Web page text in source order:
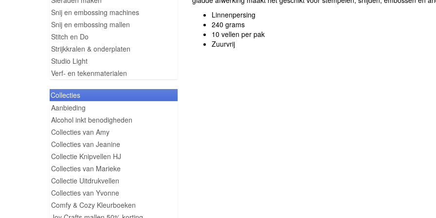
Snij en embossing machines
Snij en embossing mallen
Stitch en Do
Strijkkralen & onderplaten
Studio Light
Verf- en tekenmaterialen
Collecties
Aanbieding
Alcohol inkt benodigheden
Collecties van Amy
Collecties van Jeanine
Collectie Knipvellen HJ
Collecties van Marieke
Collectie Uitdrukvellen
Collecties van Yvonne
Comfy & Cozy Kleurboeken
Linnenpersing
240 grams
10 vellen per pak
Zuurvrij